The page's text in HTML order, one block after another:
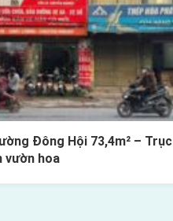
Đông Hội 73,4m² – Trục
vườn hoa